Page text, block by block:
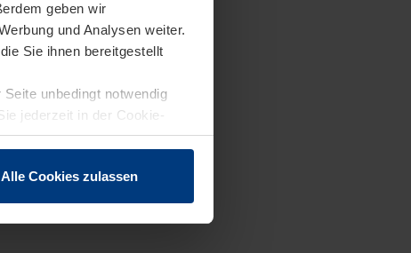
geben wir
und Analysen weiter.
Sie ihnen bereitgestellt
unbedingt notwendig
jederzeit in der Cookie-
Alle Cookies zulassen